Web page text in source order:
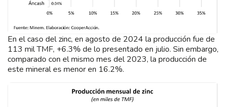
En el caso del zinc, en agosto de 2024 la producción fue de
113 mil TMF, +6.3% de lo presentado en julio. Sin embargo,
comparado con el mismo mes del 2023, la producción de
este mineral es menor en 16.2%.